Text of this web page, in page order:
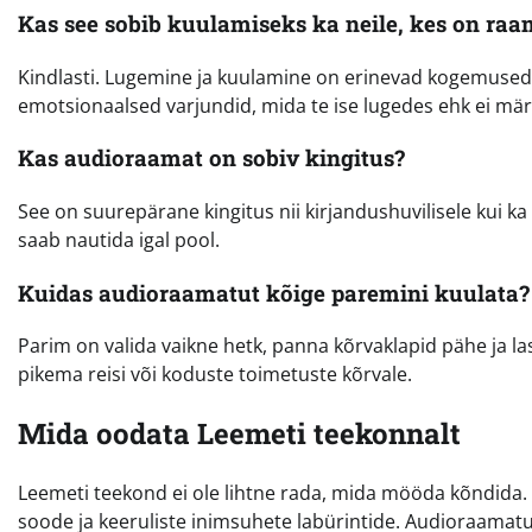
Kas see sobib kuulamiseks ka neile, kes on
Kindlasti. Lugemine ja kuulamine on erinevad
emotsionaalsed varjundid, mida te ise lugedes ehk ei
Kas audioraamat on sobiv kingitus?
See on suurepärane kingitus nii kirjandushuvilisele kui
saab nautida igal pool.
Kuidas audioraamatut kõige paremini kuulata?
Parim on valida vaikne hetk, panna kõrvaklapid pähe ja
pikema reisi või koduste toimetuste kõrvale.
Mida oodata Leemeti teekonnalt
Leemeti teekond ei ole lihtne rada, mida mööda
soode ja keeruliste inimsuhete labürintide.